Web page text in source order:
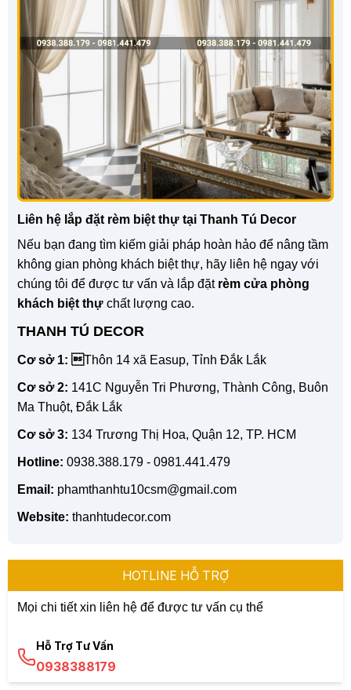
Liên hệ lắp đặt rèm biệt thự tại Thanh Tú Decor
Nếu bạn đang tìm kiếm giải pháp hoàn hảo để nâng tầm
không gian phòng khách biệt thự, hãy liên hệ ngay với
chúng tôi để được tư vấn và lắp đặt rèm cửa phòng
khách biệt thự chất lượng cao.
THANH TÚ DECOR
Cơ sở 1: Thôn 14 xã Easup, Tỉnh Đắk Lắk
Cơ sở 2: 141C Nguyễn Tri Phương, Thành Công, Buôn
Ma Thuột, Đắk Lắk
Cơ sở 3: 134 Trương Thị Hoa, Quận 12, TP. HCM
Hotline: 0938.388.179 - 0981.441.479
Email: phamthanhtu10csm@gmail.com
Website: thanhtudecor.com
HOTLINE HỖ TRỢ
Mọi chi tiết xin liên hệ để được tư vấn cụ thể
Hỗ Trợ Tư Vấn
0938388179